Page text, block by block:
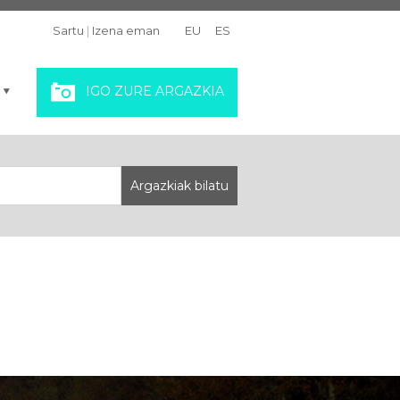
Sartu | Izena eman EU ES
IGO ZURE ARGAZKIA